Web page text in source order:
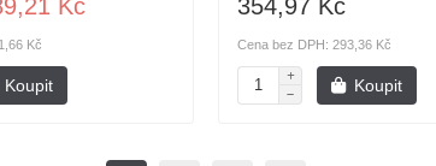
Kč
Kč
Koupit
354,97 Kč
Cena bez DPH: 293,36 Kč
Koupit